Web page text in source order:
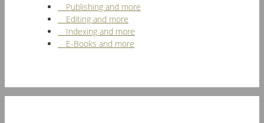
Publishing and more
Editing and more
Indexing and more
E-Books and more